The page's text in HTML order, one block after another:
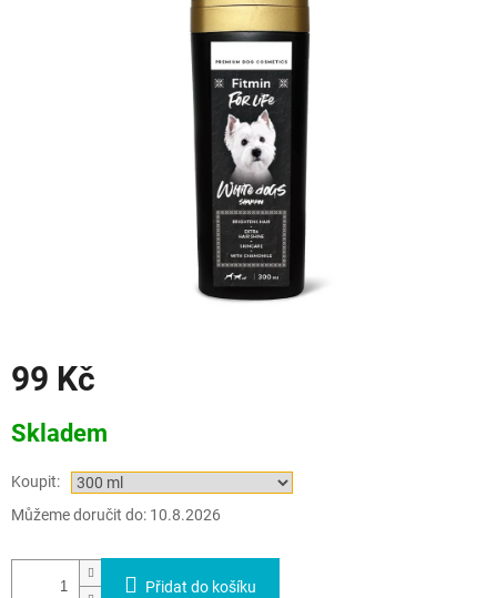
99 Kč
cena:
Skladem
Koupit:
Můžeme doručit do: 10.8.2026
Přidat do košíku